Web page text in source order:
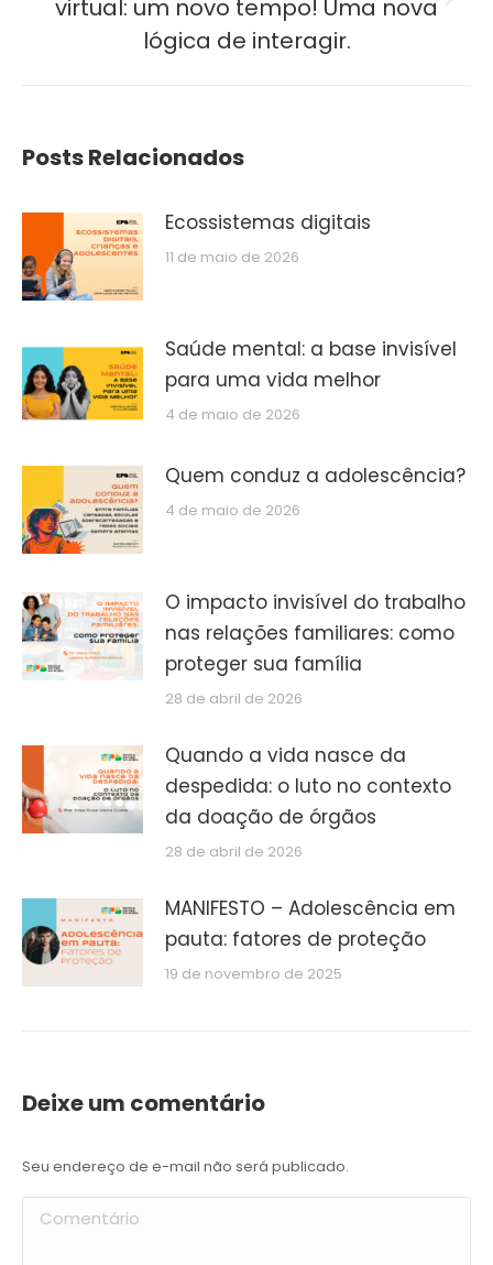
post:
virtual: um novo tempo! Uma nova
lógica de interagir.
Posts Relacionados
Ecossistemas digitais
11 de maio de 2026
Saúde mental: a base invisível
para uma vida melhor
4 de maio de 2026
Quem conduz a adolescência?
4 de maio de 2026
O impacto invisível do trabalho
nas relações familiares: como
proteger sua família
28 de abril de 2026
Quando a vida nasce da
despedida: o luto no contexto
da doação de órgãos
28 de abril de 2026
MANIFESTO – Adolescência em
pauta: fatores de proteção
19 de novembro de 2025
Deixe um comentário
Seu endereço de e-mail não será publicado.
Comentário